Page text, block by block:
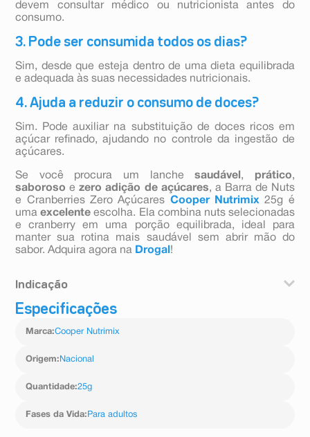
devem consultar médico ou nutricionista antes do
consumo.
3. Pode ser consumida todos os dias?
Sim, desde que esteja dentro de uma dieta equilibrada
e adequada às suas necessidades nutricionais.
4. Ajuda a reduzir o consumo de doces?
Sim. Pode auxiliar na substituição de doces ricos em
açúcar refinado, ajudando no controle da ingestão de
açúcares.
Se você procura um lanchesaudável , prático,
saboroso ezero adição de açúcares, a Barra de Nuts
e Cranberries Zero Açúcares Cooper Nutrimix 25g é
umaexcelente escolha. Ela combina nuts selecionadas
e cranberry em uma porção equilibrada, ideal para
manter sua rotina mais saudável sem abrir mão do
sabor. Adquira agora na Drogal !
Indicação
A Assiflora compõe uma linha de alimentos saudáveis
observar a tabela nutricional, principalmente açúcares
açúcares e carboidratos controladas.
Especificações
Marca:Cooper Nutrimix
Origem: Nacional
Quantidade:25g
Fases da Vida: Para adultos